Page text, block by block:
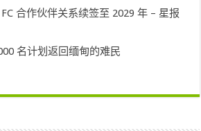
合作伙伴关系续签至 2029 年 – 星报
名计划返回缅甸的难民